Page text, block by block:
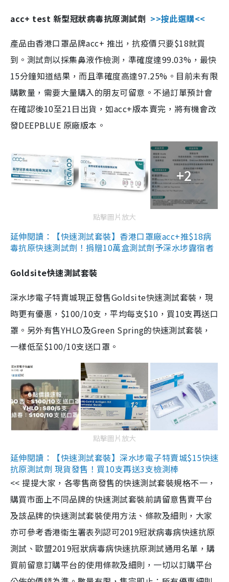
acc+ test 新型冠狀病毒抗原測試劑 >>按此選購<<
產品由香港口罩品牌acc+ 推出，抗疫價只要$18就買
到。測試劑以採集鼻液作檢測，準確度達99.03%，最快
15分鐘知道結果，而且準確度高達97.25%。目前未有限
購數量，需要大量購入的朋友可留意。不過訂單預計會
在確認後10至21日出貨，如acc+版本賣完，將有機會改
發DEEPBLUE 原廠版本。
+2
點擊圖片放大
延伸閱讀：【快速測試套裝】香港口罩廠acc+推$18病
毒抗原快速測試劑！捐贈10萬盒測試劑予深水埗露宿者
Goldsite快速測試套裝
深水埗電子特賣城現正發售Goldsite快速測試套裝，現
時更有優惠，$100/10支，平均每支$10，買10支再送口
罩。另外有售YHLO及Green Spring的快速測試套裝，
一樣低至$100/10支送口罩。
點擊圖片放大
延伸閱讀：【快速測試套裝】深水埗電子特賣城$15快速
抗原測試劑 現貨發售！買10支再送3支檢測棒
<< 提提大家，各零售商發售的快速測試套裝規格不一，
購買市面上不同品牌的快速測試套裝前請留意售賣平台
及該品牌的快速測試套裝使用方法、條款及細則，大家
亦可參考香港衞生署表列認可2019冠狀病毒病快速抗原
測試、歐盟2019冠狀病毒病快速抗原測試通用名單，購
買前留意訂購平台的使用條款及細則，一切以訂購平台